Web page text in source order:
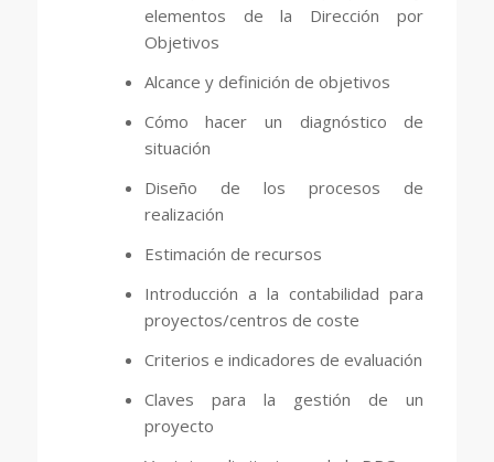
elementos de la Dirección por
Objetivos
Alcance y definición de objetivos
Cómo hacer un diagnóstico de
situación
Diseño de los procesos de
realización
Estimación de recursos
Introducción a la contabilidad para
proyectos/centros de coste
Criterios e indicadores de evaluación
Claves para la gestión de un
proyecto